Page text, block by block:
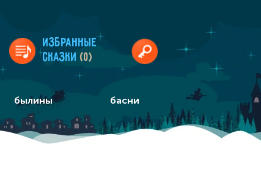
Избранные
сказки (0)
былины басни